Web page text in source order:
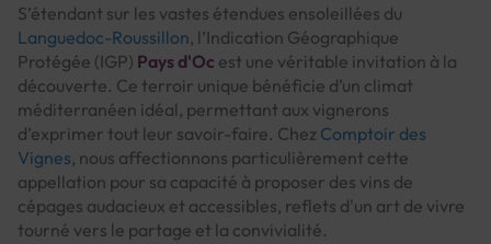
S’étendant sur les vastes étendues ensoleillées du
Languedoc-Roussillon, l’Indication Géographique
Protégée (IGP) Pays d'Oc est une véritable invitation à la
découverte. Ce terroir unique bénéficie d’un climat
méditerranéen idéal, permettant aux vignerons
d’exprimer tout leur savoir-faire. Chez Comptoir des
Vignes, nous affectionnons particulièrement cette
appellation pour sa capacité à proposer des vins de
cépages audacieux et accessibles, reflets d'un art de vivre
tourné vers le partage et la convivialité.